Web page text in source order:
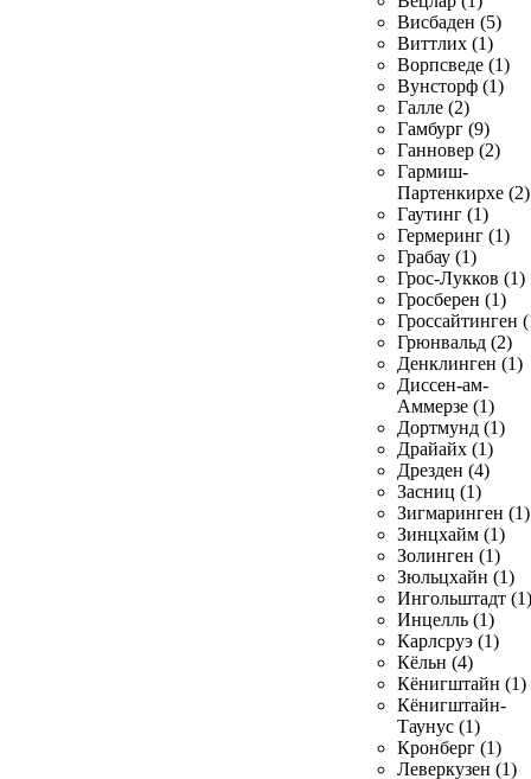
Висбаден (5)
Виттлих (1)
Ворпсведе (1)
Вунсторф (1)
Галле (2)
Гамбург (9)
Ганновер (2)
Гармиш-
Партенкирхе (2)
Гаутинг (1)
Гермеринг (1)
Грабау (1)
Грос-Лукков (1)
Гросберен (1)
Гроссайтинген
Грюнвальд (2)
Денклинген (1)
Диссен-ам-
Аммерзе (1)
Дортмунд (1)
Драйайх (1)
Дрезден (4)
Засниц (1)
Зигмаринген (1)
Зинцхайм (1)
Золинген (1)
Зюльцхайн (1)
Ингольштадт (1)
Инцелль (1)
Карлсруэ (1)
Кёльн (4)
Кёнигштайн (1)
Кёнигштайн-
Таунус (1)
Кронберг (1)
Леверкузен (1)